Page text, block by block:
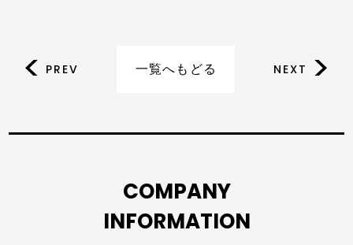
PREV 一覧へもどる NEXT
COMPANY
INFORMATION